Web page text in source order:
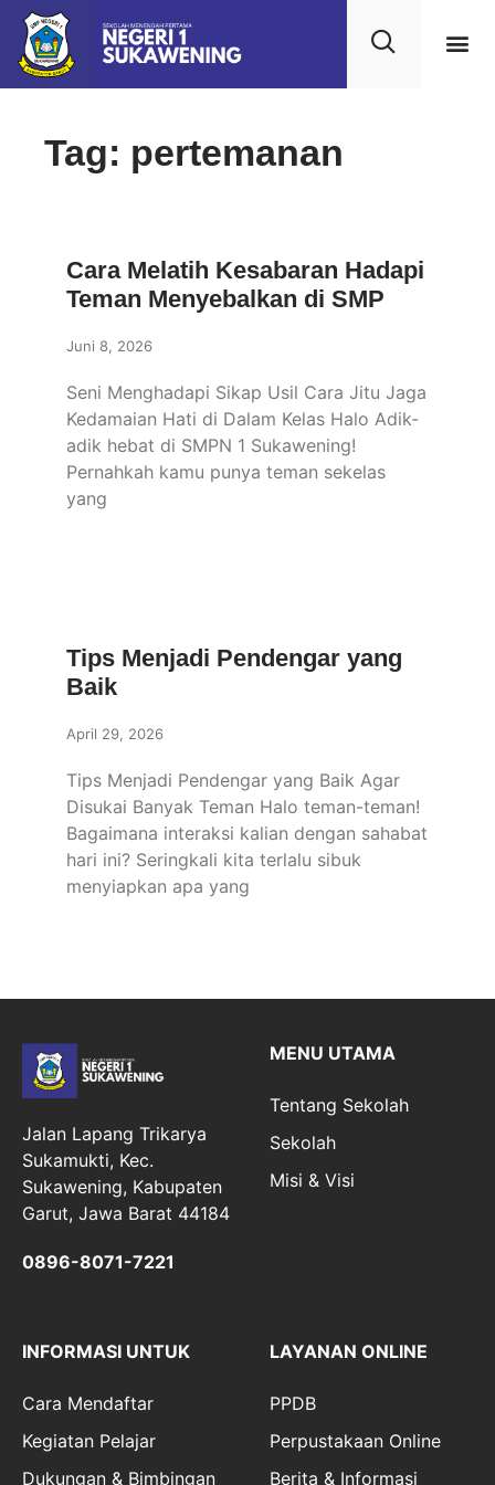
Tag: pertemanan
Cara Melatih Kesabaran Hadapi
Teman Menyebalkan di SMP
Juni 8, 2026
Seni Menghadapi Sikap Usil Cara Jitu Jaga
Kedamaian Hati di Dalam Kelas Halo Adik-
adik hebat di SMPN 1 Sukawening!
Pernahkah kamu punya teman sekelas
yang
Tips Menjadi Pendengar yang
Baik
April 29, 2026
Tips Menjadi Pendengar yang Baik Agar
Disukai Banyak Teman Halo teman-teman!
Bagaimana interaksi kalian dengan sahabat
hari ini? Seringkali kita terlalu sibuk
menyiapkan apa yang
Jalan Lapang Trikarya
Sukamukti, Kec.
Sukawening, Kabupaten
Garut, Jawa Barat 44184
0896-8071-7221
MENU UTAMA
Tentang Sekolah
Sekolah
Misi & Visi
INFORMASI UNTUK
Cara Mendaftar
Kegiatan Pelajar
Dukungan & Bimbingan
LAYANAN ONLINE
PPDB
Perpustakaan Online
Berita & Informasi